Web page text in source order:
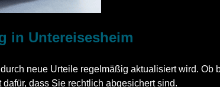
in Untereisesheim
neue Urteile regelmäßig aktualisiert wird.
dass Sie rechtlich abgesichert sind.